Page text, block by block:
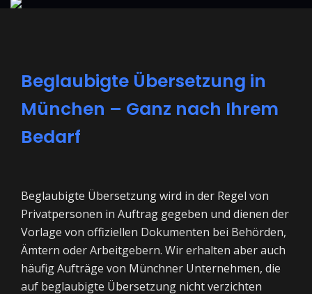
Beglaubigte Übersetzung in
München – Ganz nach Ihrem
Bedarf
Beglaubigte Übersetzung wird in der Regel von
Privatpersonen in Auftrag gegeben und dienen der
Vorlage von offiziellen Dokumenten bei Behörden,
Ämtern oder Arbeitgebern. Wir erhalten aber auch
häufig Aufträge von Münchner Unternehmen, die
auf beglaubigte Übersetzung nicht verzichten